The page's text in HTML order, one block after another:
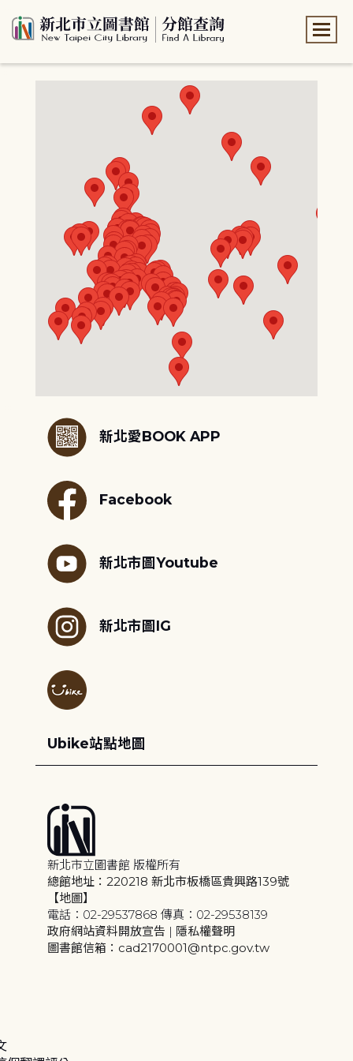
新北愛BOOK APP
Facebook
新北市圖Youtube
新北市圖IG
Ubike站點地圖
新北市立圖書館 版權所有
總館地址：220218 新北市板橋區貴興路139號
【地圖】
電話：02-29537868 傳真：02-29538139
政府網站資料開放宣告 | 隱私權聲明
圖書館信箱：cad2170001@ntpc.gov.tw